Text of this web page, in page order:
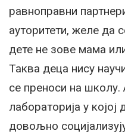
равноправни
ауторитети, желе да
дете не зове мама
Таква деца нису
се преноси на
лабораторија у
довољно